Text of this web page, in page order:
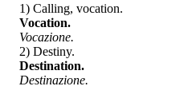
1) Calling, vocation.
Vocation.
Vocazione.
2) Destiny.
Destination.
Destinazione.